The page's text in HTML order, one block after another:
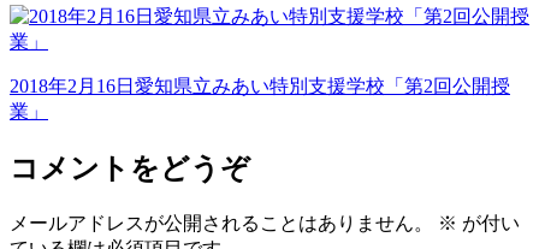
2018年2月16日愛知県立みあい特別支援学校「第2回公開授
業」
コメントをどうぞ
メールアドレスが公開されることはありません。 ※ が付い